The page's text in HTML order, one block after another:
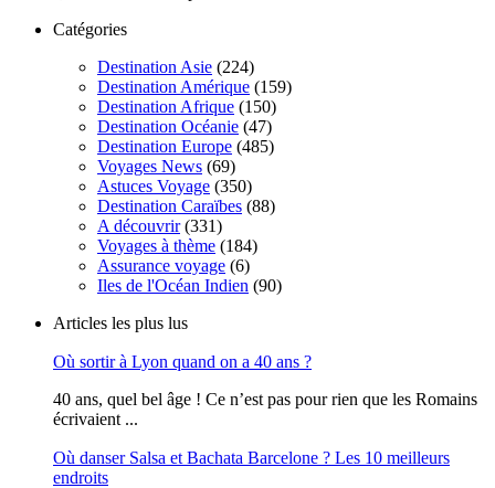
Catégories
Destination Asie (224)
Destination Amérique (159)
Destination Afrique (150)
Destination Océanie (47)
Destination Europe (485)
Voyages News (69)
Astuces Voyage (350)
Destination Caraïbes (88)
A découvrir(331)
Voyages à thème (184)
Assurance voyage (6)
Iles de l'Océan Indien (90)
Articles les plus lus
Où sortir à Lyon quand on a 40 ans ?
40 ans, quel bel âge ! Ce n’est pas pour rien que les Romains
écrivaient ...
Où danser Salsa et Bachata Barcelone ? Les 10 meilleurs
endroits